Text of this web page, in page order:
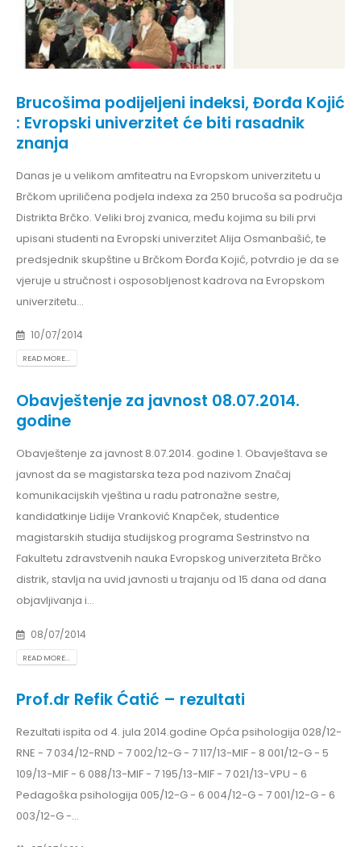
Brucošima podijeljeni indeksi, Đorđa Kojić
: Evropski univerzitet će biti rasadnik
znanja
Danas je u velikom amfiteatru na Evropskom univerzitetu u
Brčkom upriličena podjela indexa za 250 brucoša sa područja
Distrikta Brčko. Veliki broj zvanica, među kojima su bili prvi
upisani studenti na Evropski univerzitet Alija Osmanbašić, te
predsjednik skupštine u Brčkom Đorđa Kojić, potvrdio je da se
vjeruje u stručnost i osposobljenost kadrova na Evropskom
univerzitetu...
10/07/2014
READ MORE...
Obavještenje za javnost 08.07.2014.
godine
Obavještenje za javnost 8.07.2014. godine 1. Obavještava se
javnost da se magistarska teza pod nazivom Značaj
komunikacijskih vještina u radu patronažne sestre,
kandidatkinje Lidije Vranković Knapček, studentice
magistarskih studija studijskog programa Sestrinstvo na
Fakultetu zdravstvenih nauka Evropskog univerziteta Brčko
distrik, stavlja na uvid javnosti u trajanju od 15 dana od dana
objavljivanja i...
08/07/2014
READ MORE...
Prof.dr Refik Ćatić – rezultati
Rezultati ispita od 4. jula 2014.godine Opća psihologija 028/12-
RNE - 7 034/12-RND - 7 002/12-G - 7 117/13-MIF - 8 001/12-G - 5
109/13-MIF - 6 088/13-MIF - 7 195/13-MIF - 7 021/13-VPU - 6
Pedagoška psihologija 005/12-G - 6 004/12-G - 7 001/12-G - 6
003/12-G -...